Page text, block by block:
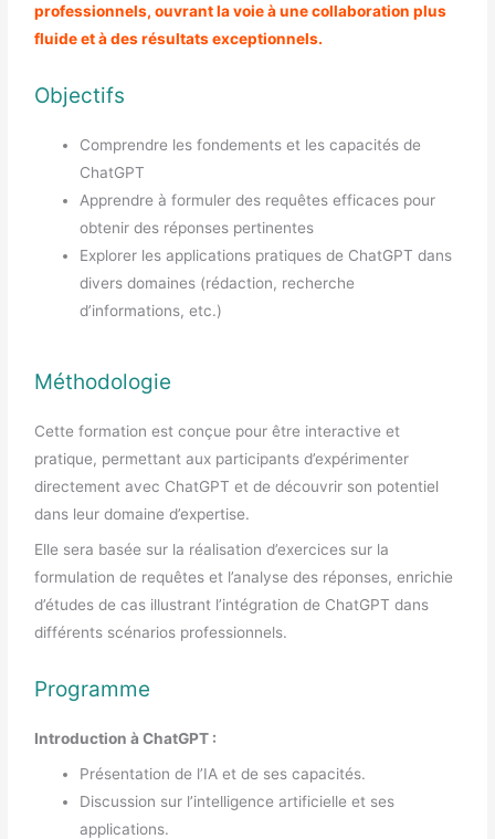
professionnels, ouvrant la voie à une collaboration plus
fluide et à des résultats exceptionnels.
Objectifs
Comprendre les fondements et les capacités de
ChatGPT
Apprendre à formuler des requêtes efficaces pour
obtenir des réponses pertinentes
Explorer les applications pratiques de ChatGPT dans
divers domaines (rédaction, recherche
d’informations, etc.)
Méthodologie
Cette formation est conçue pour être interactive et
pratique, permettant aux participants d’expérimenter
directement avec ChatGPT et de découvrir son potentiel
dans leur domaine d’expertise.
Elle sera basée sur la réalisation d’exercices sur la
formulation de requêtes et l’analyse des réponses, enrichie
d’études de cas illustrant l’intégration de ChatGPT dans
différents scénarios professionnels.
Programme
Introduction à ChatGPT :
Présentation de l’IA et de ses capacités.
Discussion sur l’intelligence artificielle et ses
applications.